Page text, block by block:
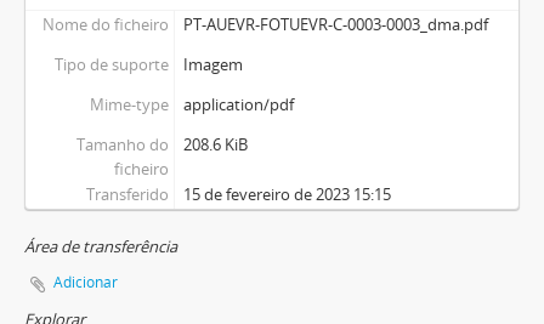
Nome do ficheiro
PT-AUEVR-FOTUEVR-C-0003-0003_dma.pdf
Tipo de suporte
Imagem
Mime-type
application/pdf
Tamanho do
ficheiro
208.6 KiB
Transferido 15 de fevereiro de 2023 15:15
Área de transferência
Adicionar
Explorar